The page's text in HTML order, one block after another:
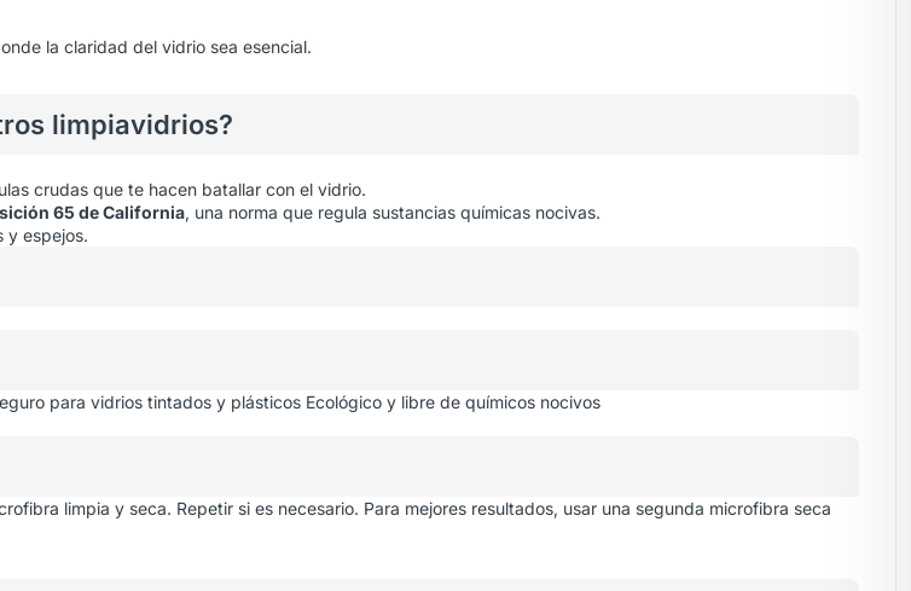
la claridad del vidrio sea esencial.
limpiavidrios?
crudas que te hacen batallar con el vidrio.
65 de California, una norma que regula sustancias químicas nocivas.
y espejos.
para vidrios tintados y plásticos Ecológico y libre de químicos nocivos
limpia y seca. Repetir si es necesario. Para mejores resultados, usar una segunda microfibra seca